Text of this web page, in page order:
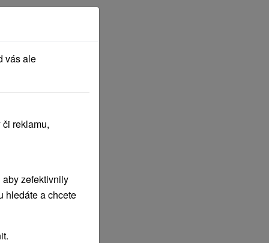
vás ale
reklamu,
zefektivnily
hledáte a chcete